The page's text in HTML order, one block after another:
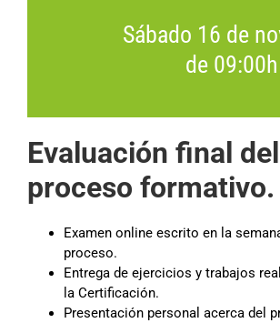
Sábado 16 de
de
Evaluación final del
proceso formativo.
Examen online escrito en la
proceso.
Entrega de ejercicios y trabajos
la Certificación.
Presentación personal acerca del